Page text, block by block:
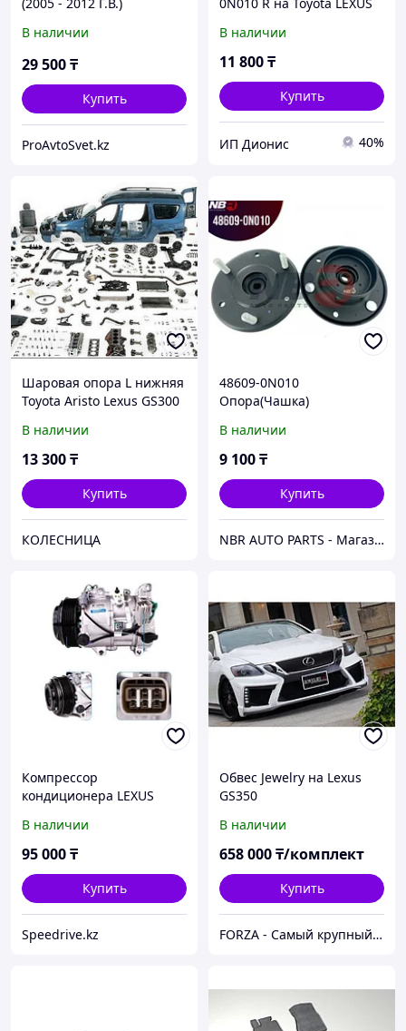
(2005 - 2012 Г.В.)
В наличии
29 500₸
Купить
ProAvtoSvet.kz
0N010 R на Toyota LEXUS
(2WD) верхний правый
купить в Алматы |
В наличии
11 800₸
Купить
ИП Дионис 40%
Шаровая опора L нижняя
Toyota Aristo Lexus GS300
В наличии
13 300₸
Купить
КОЛЕСНИЦА
48609-0N010
Опора(Чашка)
Lexus GS300 190 2WD
В наличии
9 100₸
Купить
NBR AUTO PARTS - Магазин Автозапчастей
Компрессор
кондиционера LEXUS
\ GR-FSE, 2GR-FSE, 3GR-FE,
4GR-FSE
В наличии
95 000₸
Купить
Speedrive.kz
Обвес Jewelry на Lexus
GS350
В наличии
658 000₸/комплект
Купить
FORZA - Самый крупный тюнинг-маркет в Казахстане